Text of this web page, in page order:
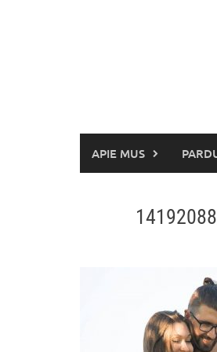
APIE MUS